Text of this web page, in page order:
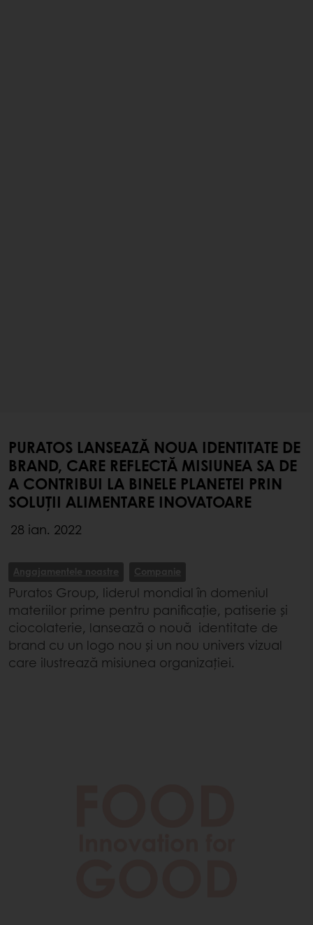
PURATOS LANSEAZĂ NOUA IDENTITATE DE
BRAND, CARE REFLECTĂ MISIUNEA SA DE
A CONTRIBUI LA BINELE PLANETEI PRIN
SOLUȚII ALIMENTARE INOVATOARE
28 ian. 2022
Angajamentele noastre Companie
Puratos Group, liderul mondial în domeniul
materiilor prime pentru panificație, patiserie și
ciocolaterie, lansează o nouă identitate de
brand cu un logo nou și un nou univers vizual
care ilustrează misiunea organizației.